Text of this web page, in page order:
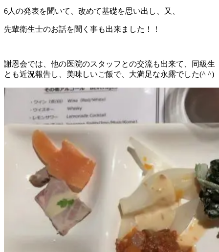
6人の発表を聞いて、改めて基礎を思い出し、又、
先輩衛生士のお話を聞く事も出来ました！！
謝恩会では、他の医院のスタッフとの交流も出来て、同級生
とも近況報告し、美味しいご飯で、大満足な永露でした(^ ^)